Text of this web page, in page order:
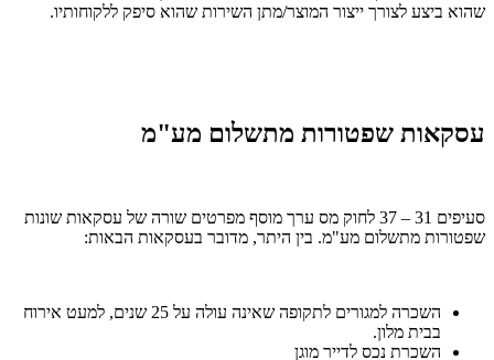
שהוא ביצע לצורך ייצור המוצר/מתן השירות שהוא סיפק ללקוחותיו.
עסקאות שפטורות מתשלום מע"מ
סעיפים 31 – 37 לחוק מס ערך מוסף מפרטים שורה של עסקאות שונות
שפטורות מתשלום מע"מ. בין היתר, מדובר בעסקאות הבאות:
השכרה למגורים לתקופה שאינה עולה על 25 שנים, למעט אירוח
בבית מלון.
השכרת נכס לדייר מוגן